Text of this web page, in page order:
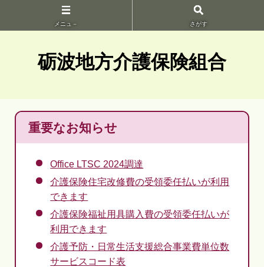
メニュ－ さがす
砺波地方介護保険組合
重要なお知らせ
Office LTSC 2024調達
介護保険住宅改修費の受領委任払いが利用
できます
介護保険福祉用具購入費の受領委任払いが
利用できます
介護予防・日常生活支援総合事業費単位数
サービスコード表